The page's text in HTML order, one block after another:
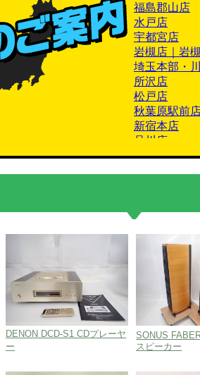
福島郡山店
水戸店
宇都宮店
岩槻店｜岩
埼玉本部・
所沢店
松戸店
秋葉原駅前
新宿本店
品川店
世田谷店｜
大塚店
西八王子店
神奈川本部
富山店
山梨甲府店
長野店
塩尻店
岐阜店
岐阜飛騨店
DENON DCD-S1 CDプレーヤ
ー
SONUS
スピーカー